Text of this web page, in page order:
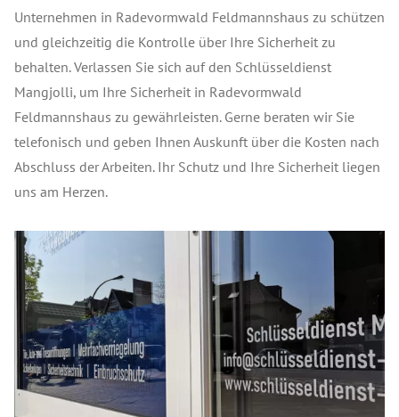
Unternehmen in Radevormwald Feldmannshaus zu schützen
und gleichzeitig die Kontrolle über Ihre Sicherheit zu
behalten. Verlassen Sie sich auf den Schlüsseldienst
Mangjolli, um Ihre Sicherheit in Radevormwald
Feldmannshaus zu gewährleisten. Gerne beraten wir Sie
telefonisch und geben Ihnen Auskunft über die Kosten nach
Abschluss der Arbeiten. Ihr Schutz und Ihre Sicherheit liegen
uns am Herzen.